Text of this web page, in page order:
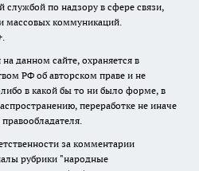
службой по надзору в сфере связи,
массовых коммуникаций.
данном сайте, охраняется в
РФ об авторском праве и не
в какой бы то ни было форме, в
переработке не иначе
за комментарии
рубрики "народные